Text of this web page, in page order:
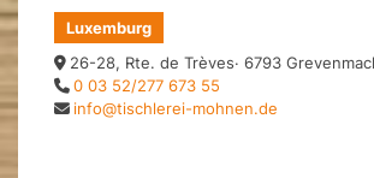
Luxemburg
26-28, Rte. de Trèves· 6793
0 03 52/277 673 55
info@tischlerei-mohnen.de